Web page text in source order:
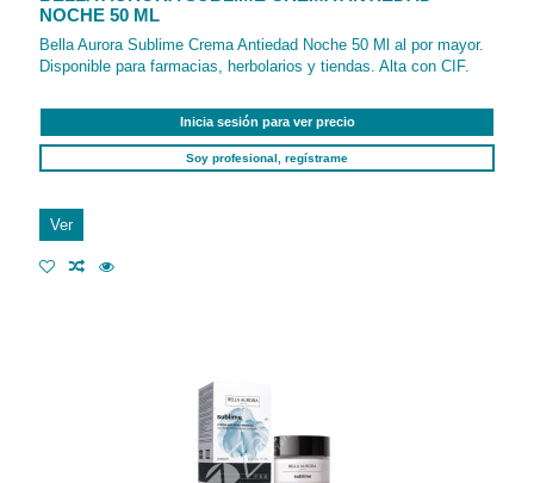
NOCHE 50 ML
Bella Aurora Sublime Crema Antiedad Noche 50 Ml al por mayor.
Disponible para farmacias, herbolarios y tiendas. Alta con CIF.
Inicia sesión para ver precio
Soy profesional, regístrame
Ver